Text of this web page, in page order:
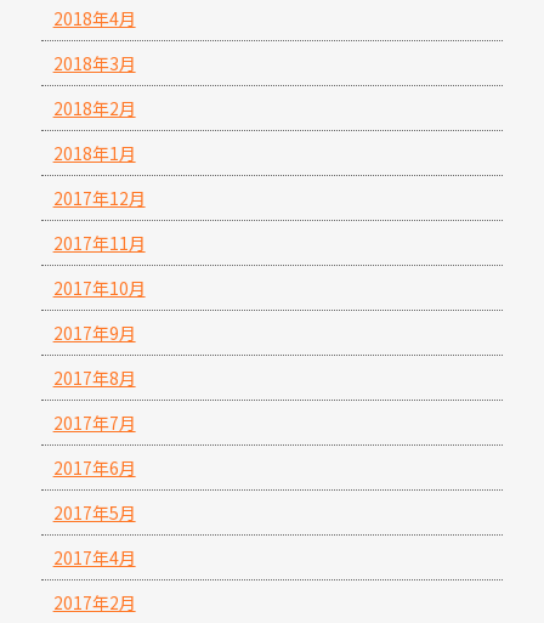
2018年4月
2018年3月
2018年2月
2018年1月
2017年12月
2017年11月
2017年10月
2017年9月
2017年8月
2017年7月
2017年6月
2017年5月
2017年4月
2017年2月